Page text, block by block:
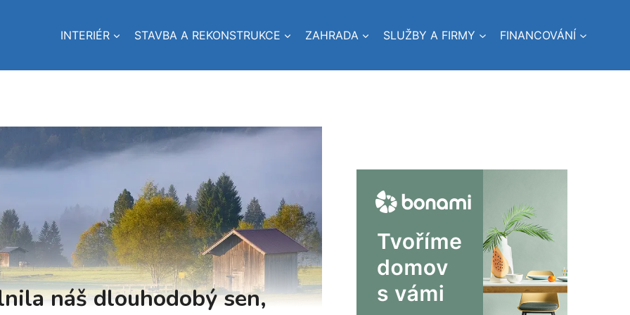
INTERIÉR STAVBA A REKONSTRUKCE ZAHRADA SLUŽBY A FIRMY FINANCOVÁNÍ
náš dlouhodobý sen,